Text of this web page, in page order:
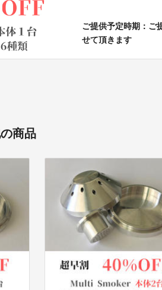
ご提供予定時期：ご
せて頂きます
商品